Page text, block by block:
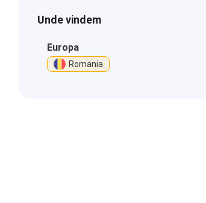
Unde vindem
Europa
Romania